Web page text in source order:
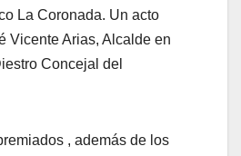
La Coronada. Un acto
Vicente Arias, Alcalde en
Concejal del
, además de los